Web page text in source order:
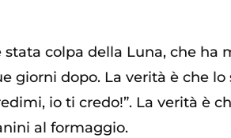
stata colpa della Luna, che
giorni dopo. La verità è che
io ti credo!”. La verità è
al formaggio.